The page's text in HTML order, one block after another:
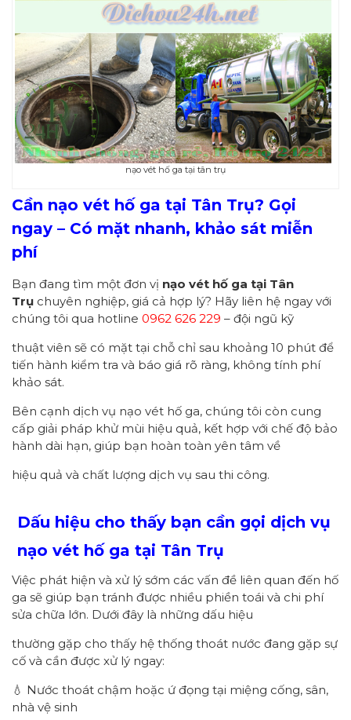
nạo vét hố ga tại tân trụ
Cần nạo vét hố ga tại Tân Trụ? Gọi
ngay – Có mặt nhanh, khảo sát miễn
phí
Bạn đang tìm một đơn vị nạo vét hố ga tại Tân
Trụ chuyên nghiệp, giá cả hợp lý? Hãy liên hệ ngay với
chúng tôi qua hotline 0962 626 229 – đội ngũ kỹ
thuật viên sẽ có mặt tại chỗ chỉ sau khoảng 10 phút để
tiến hành kiểm tra và báo giá rõ ràng, không tính phí
khảo sát.
Bên cạnh dịch vụ nạo vét hố ga, chúng tôi còn cung
cấp giải pháp khử mùi hiệu quả, kết hợp với chế độ bảo
hành dài hạn, giúp bạn hoàn toàn yên tâm về
hiệu quả và chất lượng dịch vụ sau thi công.
Dấu hiệu cho thấy bạn cần gọi dịch vụ
nạo vét hố ga tại Tân Trụ
Việc phát hiện và xử lý sớm các vấn đề liên quan đến hố
ga sẽ giúp bạn tránh được nhiều phiền toái và chi phí
sửa chữa lớn. Dưới đây là những dấu hiệu
thường gặp cho thấy hệ thống thoát nước đang gặp sự
cố và cần được xử lý ngay:
💧 Nước thoát chậm hoặc ứ đọng tại miệng cống, sân,
nhà vệ sinh